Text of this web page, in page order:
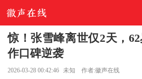
惊！张雪峰离世仅2天，
作口碑逆袭
2026-03-28 00:42:46 未知 作者:徽声在线